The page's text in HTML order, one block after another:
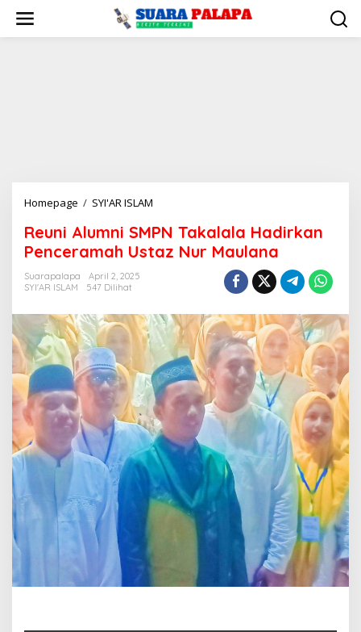
konten
Homepage / SYI'AR ISLAM
SMPN
Takalala
Nur
Maulana
Reuni Alumni SMPN Takalala Hadirkan
Penceramah Ustaz Nur Maulana
Suarapalapa
April 2, 2025
SYI'AR ISLAM
547 Dilihat